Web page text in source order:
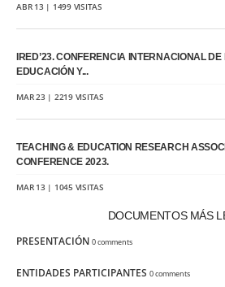
ABR 13 | 1499 VISITAS
IRED’23. CONFERENCIA INTERNACIONAL
EDUCACIÓN Y...
MAR 23 | 2219 VISITAS
TEACHING & EDUCATION RESEARCH
CONFERENCE 2023.
MAR 13 | 1045 VISITAS
DOCUMENTOS MÁS
PRESENTACIÓN 0 comments
ENTIDADES PARTICIPANTES 0 comments